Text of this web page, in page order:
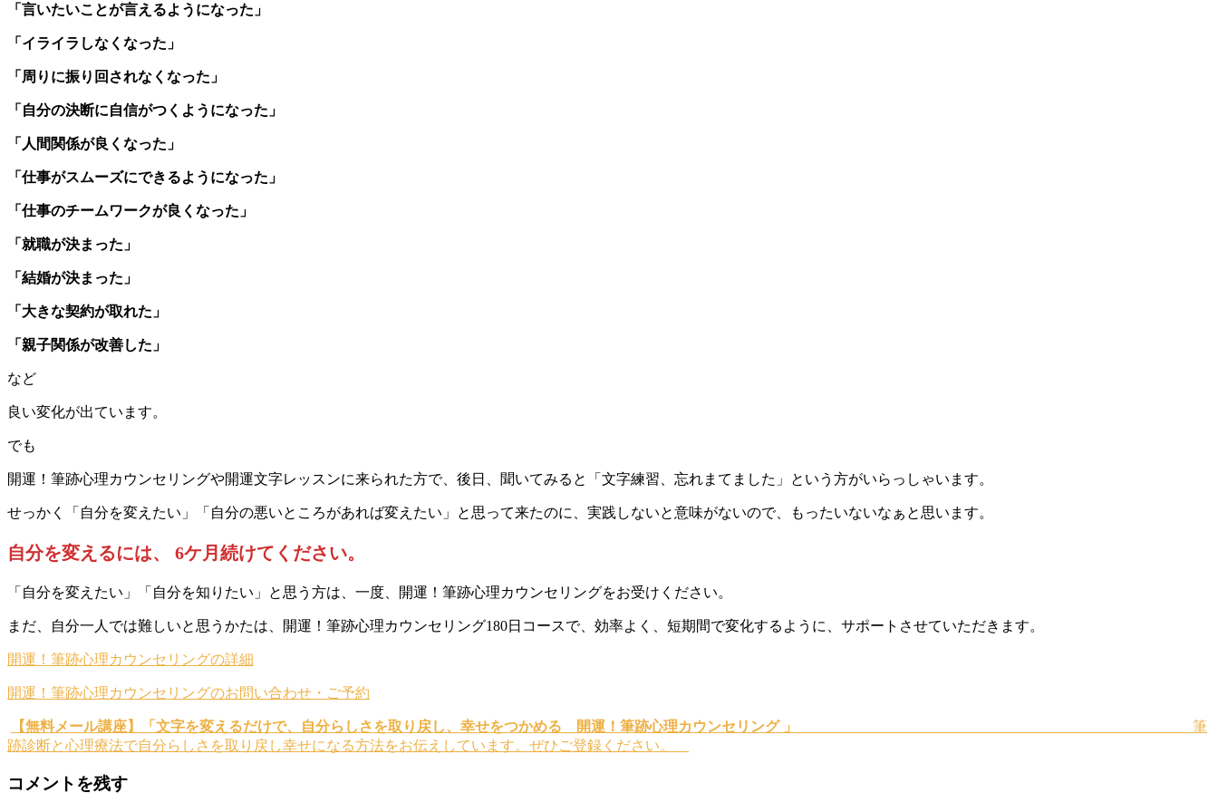
「言いたいことが言えるようになった」
「イライラしなくなった」
「周りに振り回されなくなった」
「自分の決断に自信がつくようになった」
「人間関係が良くなった」
「仕事がスムーズにできるようになった」
「仕事のチームワークが良くなった」
「就職が決まった」
「結婚が決まった」
「大きな契約が取れた」
「親子関係が改善した」
など
良い変化が出ています。
でも
開運！筆跡心理カウンセリングや開運文字レッスンに来られた方で、後日、聞いてみると「文字練習、忘れまてました」という方がいらっしゃいます。
せっかく「自分を変えたい」「自分の悪いところがあれば変えたい」と思って来たのに、実践しないと意味がないので、もったいないなぁと思います。
自分を変えるには、 6ケ月続けてください。
「自分を変えたい」「自分を知りたい」と思う方は、一度、開運！筆跡心理カウンセリングをお受けください。
まだ、自分一人では難しいと思うかたは、開運！筆跡心理カウンセリング180日コースで、効率よく、短期間で変化するように、サポートさせていただきます。
開運！筆跡心理カウンセリングの詳細
開運！筆跡心理カウンセリングのお問い合わせ・ご予約
【無料メール講座】「文字を変えるだけで、自分らしさを取り戻し、幸せをつかめる 開運！筆跡心理カウンセリング 」
筆
跡診断と心理療法で自分らしさを取り戻し幸せになる方法をお伝えしています。ぜひご登録ください。
コメントを残す